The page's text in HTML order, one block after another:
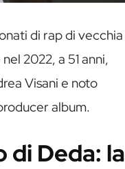
di rap di vecchia
2022, a 51 anni,
Visani e noto
album.
Deda: la